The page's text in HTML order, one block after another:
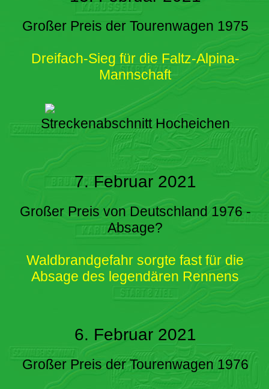
Großer Preis der Tourenwagen 1975
Dreifach-Sieg für die Faltz-Alpina-
Mannschaft
Streckenabschnitt Hocheichen
7. Februar 2021
Großer Preis von Deutschland 1976 -
Absage?
Waldbrandgefahr sorgte fast für die
Absage des legendären Rennens
6. Februar 2021
Großer Preis der Tourenwagen 1976